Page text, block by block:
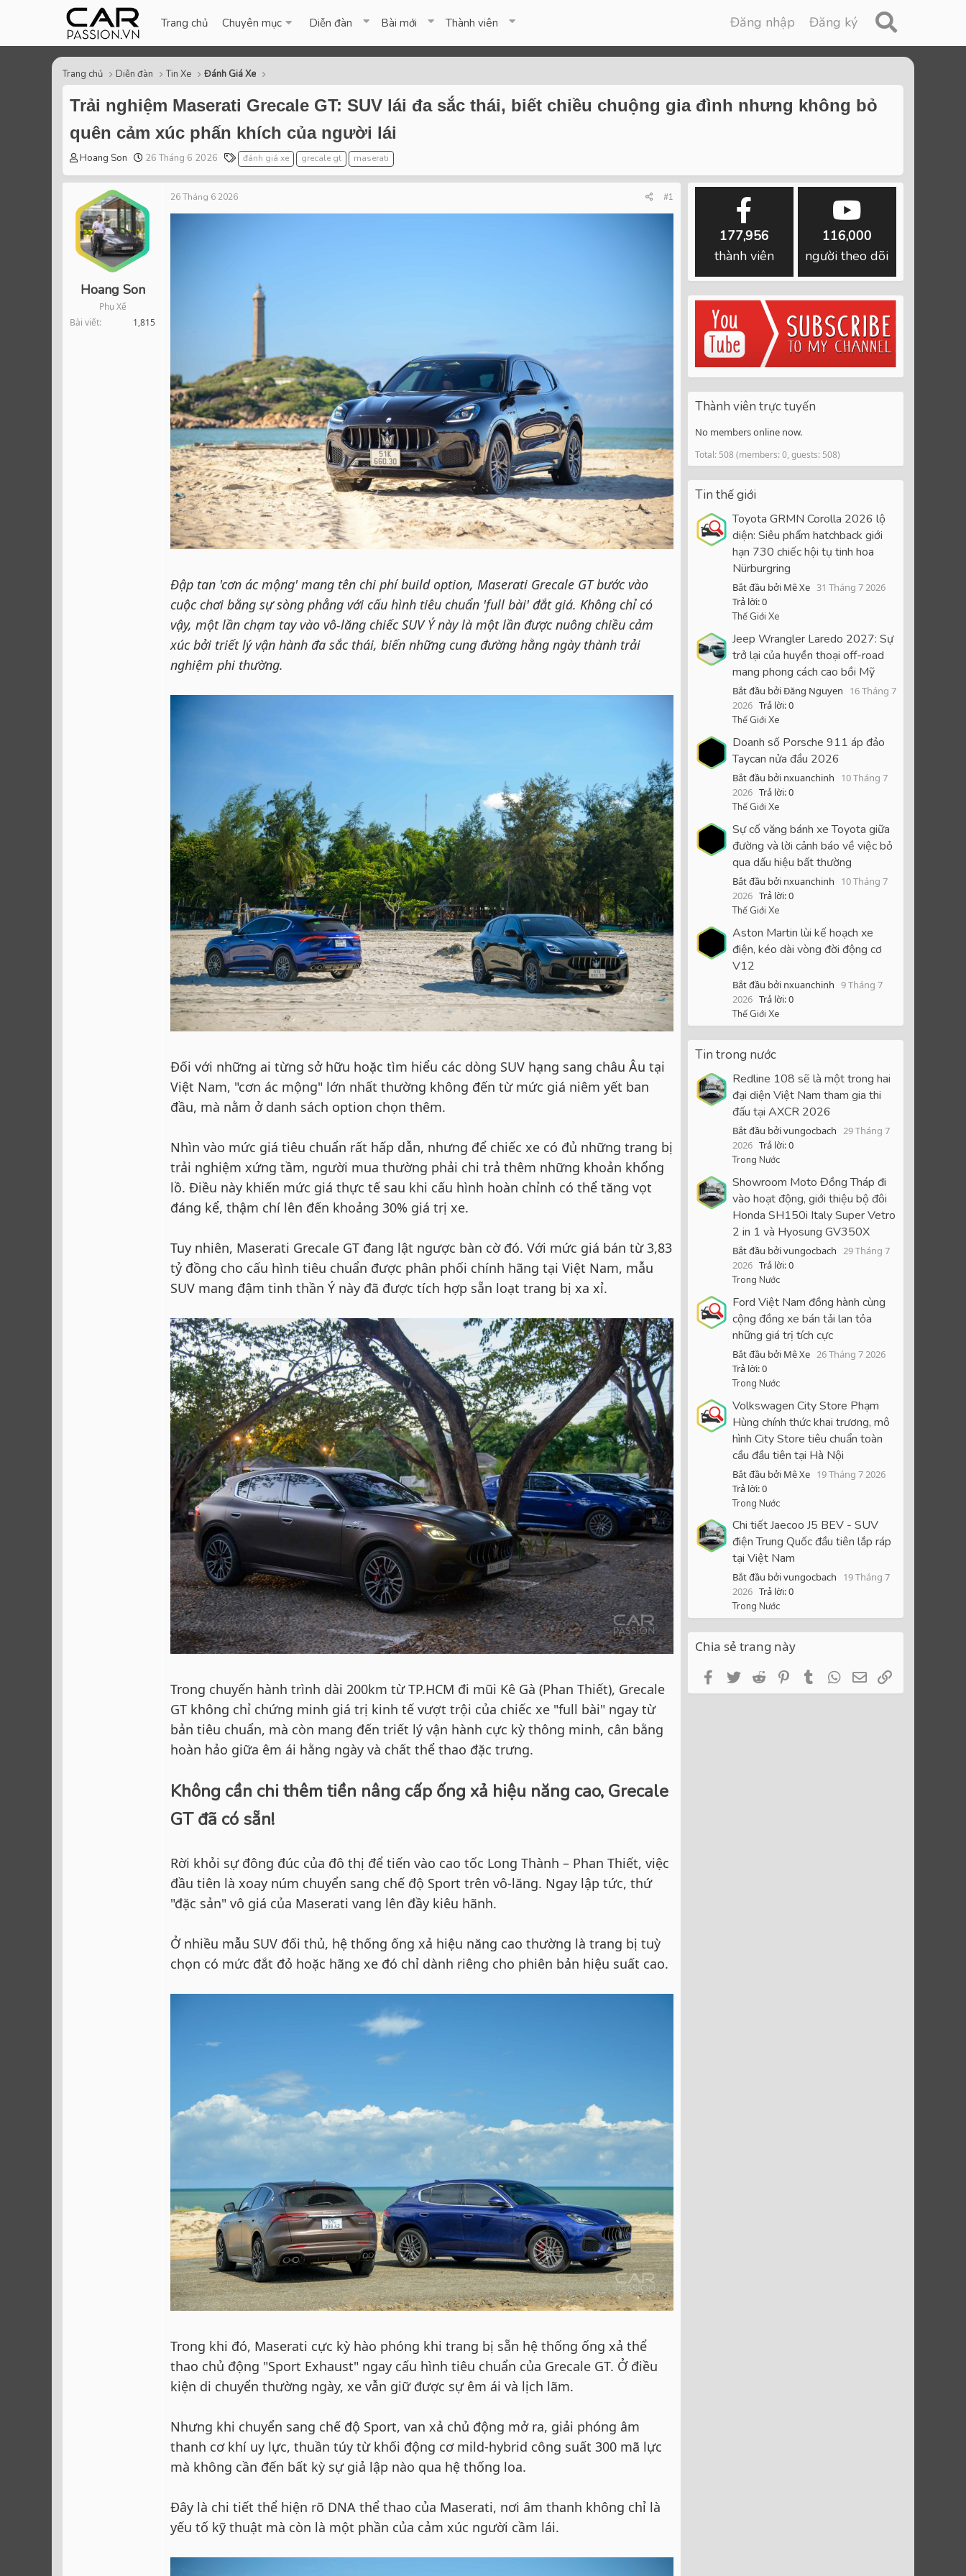
Trang chủ Chuyên mục Diễn đàn Bài mới Thành viên Đăng nhập Đăng ký
Trang chủ Diễn đàn Tin Xe Đánh Giá Xe
Trải nghiệm Maserati Grecale GT: SUV lái đa sắc thái, biết chiều chuộng gia đình nhưng không bỏ
quên cảm xúc phấn khích của người lái
T
r
a
d
s
t
r
r
Hoang Son
S
a
t
a
t
26 Tháng 6 2026
T
a
g
s
đánh giá xe grecale gt maserati
Hoang Son
Phụ Xế
Bài viết
1,815
26 Tháng 6 2026 #1
Đập tan 'cơn ác mộng' mang tên chi phí build option, Maserati Grecale GT bước vào
cuộc chơi bằng sự sòng phẳng với cấu hình tiêu chuẩn 'full bài' đắt giá. Không chỉ có
vậy, một lần chạm tay vào vô-lăng chiếc SUV Ý này là một lần được nuông chiều cảm
xúc bởi triết lý vận hành đa sắc thái, biến những cung đường hằng ngày thành trải
nghiệm phi thường.
Đối với những ai từng sở hữu hoặc tìm hiểu các dòng SUV hạng sang châu Âu tại
Việt Nam, "cơn ác mộng" lớn nhất thường không đến từ mức giá niêm yết ban
đầu, mà nằm ở danh sách option chọn thêm.
Nhìn vào mức giá tiêu chuẩn rất hấp dẫn, nhưng để chiếc xe có đủ những trang bị
trải nghiệm xứng tầm, người mua thường phải chi trả thêm những khoản khổng
lồ. Điều này khiến mức giá thực tế sau khi cấu hình hoàn chỉnh có thể tăng vọt
đáng kể, thậm chí lên đến khoảng 30% giá trị xe.
Tuy nhiên, Maserati Grecale GT đang lật ngược bàn cờ đó. Với mức giá bán từ 3,83
tỷ đồng cho cấu hình tiêu chuẩn được phân phối chính hãng tại Việt Nam, mẫu
SUV mang đậm tinh thần Ý này đã được tích hợp sẵn loạt trang bị xa xỉ.
Trong chuyến hành trình dài 200km từ TP.HCM đi mũi Kê Gà (Phan Thiết), Grecale
GT không chỉ chứng minh giá trị kinh tế vượt trội của chiếc xe "full bài" ngay từ
bản tiêu chuẩn, mà còn mang đến triết lý vận hành cực kỳ thông minh, cân bằng
hoàn hảo giữa êm ái hằng ngày và chất thể thao đặc trưng.
Không cần chi thêm tiền nâng cấp ống xả hiệu năng cao, Grecale
GT đã có sẵn!
Rời khỏi sự đông đúc của đô thị để tiến vào cao tốc Long Thành – Phan Thiết, việc
đầu tiên là xoay núm chuyển sang chế độ Sport trên vô-lăng. Ngay lập tức, thứ
"đặc sản" vô giá của Maserati vang lên đầy kiêu hãnh.
Ở nhiều mẫu SUV đối thủ, hệ thống ống xả hiệu năng cao thường là trang bị tuỳ
chọn có mức đắt đỏ hoặc hãng xe đó chỉ dành riêng cho phiên bản hiệu suất cao.
Trong khi đó, Maserati cực kỳ hào phóng khi trang bị sẵn hệ thống ống xả thể
thao chủ động "Sport Exhaust" ngay cấu hình tiêu chuẩn của Grecale GT. Ở điều
kiện di chuyển thường ngày, xe vẫn giữ được sự êm ái và lịch lãm.
Nhưng khi chuyển sang chế độ Sport, van xả chủ động mở ra, giải phóng âm
thanh cơ khí uy lực, thuần túy từ khối động cơ mild-hybrid công suất 300 mã lực
mà không cần đến bất kỳ sự giả lập nào qua hệ thống loa.
Đây là chi tiết thể hiện rõ DNA thể thao của Maserati, nơi âm thanh không chỉ là
yếu tố kỹ thuật mà còn là một phần của cảm xúc người cầm lái.
177,956
thành viên
116,000
người theo dõi
Thành viên trực tuyến
No members online now.
Total: 508 (members: 0, guests: 508)
Tin thế giới
Toyota GRMN Corolla 2026 lộ
diện: Siêu phẩm hatchback giới
hạn 730 chiếc hội tụ tinh hoa
Nürburgring
Bắt đầu bởi Mê Xe 31 Tháng 7 2026
Trả lời: 0
Thế Giới Xe
Jeep Wrangler Laredo 2027: Sự
trở lại của huyền thoại off-road
mang phong cách cao bồi Mỹ
Bắt đầu bởi Đăng Nguyen
16 Tháng 7
2026 Trả lời: 0
Thế Giới Xe
Doanh số Porsche 911 áp đảo
Taycan nửa đầu 2026
Bắt đầu bởi nxuanchinh
10 Tháng 7
2026 Trả lời: 0
Thế Giới Xe
Sự cố văng bánh xe Toyota giữa
đường và lời cảnh báo về việc bỏ
qua dấu hiệu bất thường
Bắt đầu bởi nxuanchinh
10 Tháng 7
2026 Trả lời: 0
Thế Giới Xe
Aston Martin lùi kế hoạch xe
điện, kéo dài vòng đời động cơ
V12
Bắt đầu bởi nxuanchinh 9 Tháng 7
2026 Trả lời: 0
Thế Giới Xe
Tin trong nước
Redline 108 sẽ là một trong hai
đại diện Việt Nam tham gia thi
đấu tại AXCR 2026
Bắt đầu bởi vungocbach 29 Tháng 7
2026 Trả lời: 0
Trong Nước
Showroom Moto Đồng Tháp đi
vào hoạt động, giới thiệu bộ đôi
Honda SH150i Italy Super Vetro
2 in 1 và Hyosung GV350X
Bắt đầu bởi vungocbach 29 Tháng 7
2026 Trả lời: 0
Trong Nước
Ford Việt Nam đồng hành cùng
cộng đồng xe bán tải lan tỏa
những giá trị tích cực
Bắt đầu bởi Mê Xe 26 Tháng 7 2026
Trả lời: 0
Trong Nước
Volkswagen City Store Phạm
Hùng chính thức khai trương, mô
hình City Store tiêu chuẩn toàn
cầu đầu tiên tại Hà Nội
Bắt đầu bởi Mê Xe 19 Tháng 7 2026
Trả lời: 0
Trong Nước
Chi tiết Jaecoo J5 BEV - SUV
điện Trung Quốc đầu tiên lắp ráp
tại Việt Nam
Bắt đầu bởi vungocbach
19 Tháng 7
2026 Trả lời: 0
Trong Nước
Chia sẻ trang này
FacebookTwitterRedditPinterestTumblrWhatsApp
Email